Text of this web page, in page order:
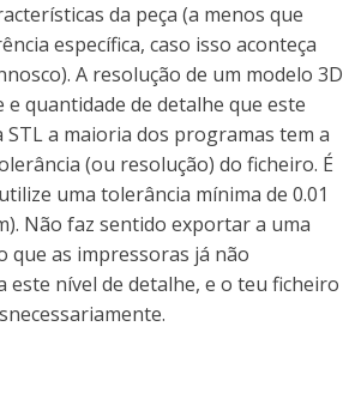
da peça (a menos que
específica, caso isso aconteça
A resolução de um modelo 3D
quantidade de detalhe que este
a maioria dos programas tem a
(ou resolução) do ficheiro. É
uma tolerância mínima de 0.01
Não faz sentido exportar a uma
que as impressoras já não
este nível de detalhe, e o teu ficheiro